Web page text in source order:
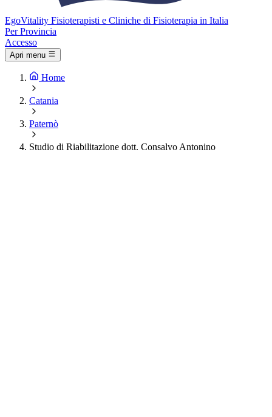
EgoVitality Fisioterapisti e Cliniche di Fisioterapia in Italia
Per Provincia
Accesso
Apri menu
Home
Catania
Paternò
Studio di Riabilitazione dott. Consalvo Antonino